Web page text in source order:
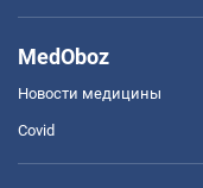
MedOboz
Новости медицины
Covid